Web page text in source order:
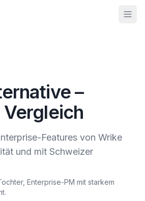
–
Vergleich
Features von Wrike
und mit Schweizer
Enterprise-PM mit starkem